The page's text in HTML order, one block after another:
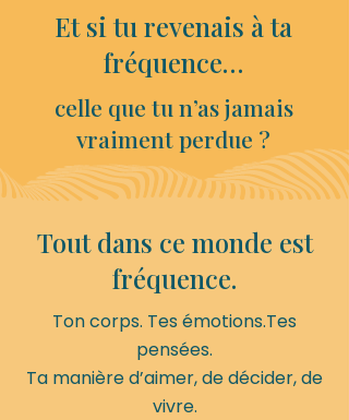
Et si tu revenais à ta
fréquence…
celle que tu n’as jamais
vraiment perdue ?
Tout dans ce monde est
fréquence.​​
Ton corps. Tes émotions.Tes
pensées.
Ta manière d’aimer, de décider, de
vivre.